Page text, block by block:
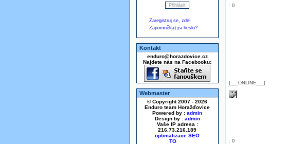
Zaregistruj se, zde!
Zapomněl(a) jsi heslo?
Kontakt
enduro@horazdovice.cz
Najdete nás na Facebooku:
Webmaster
© Copyright 2007 - 2026
Enduro team Horažďovice
Powered by : admin
Design by : admin
Vaše IP adresa :
216.73.216.189
optimalizace SEO
: 0
{___ONLINE___}
: 0